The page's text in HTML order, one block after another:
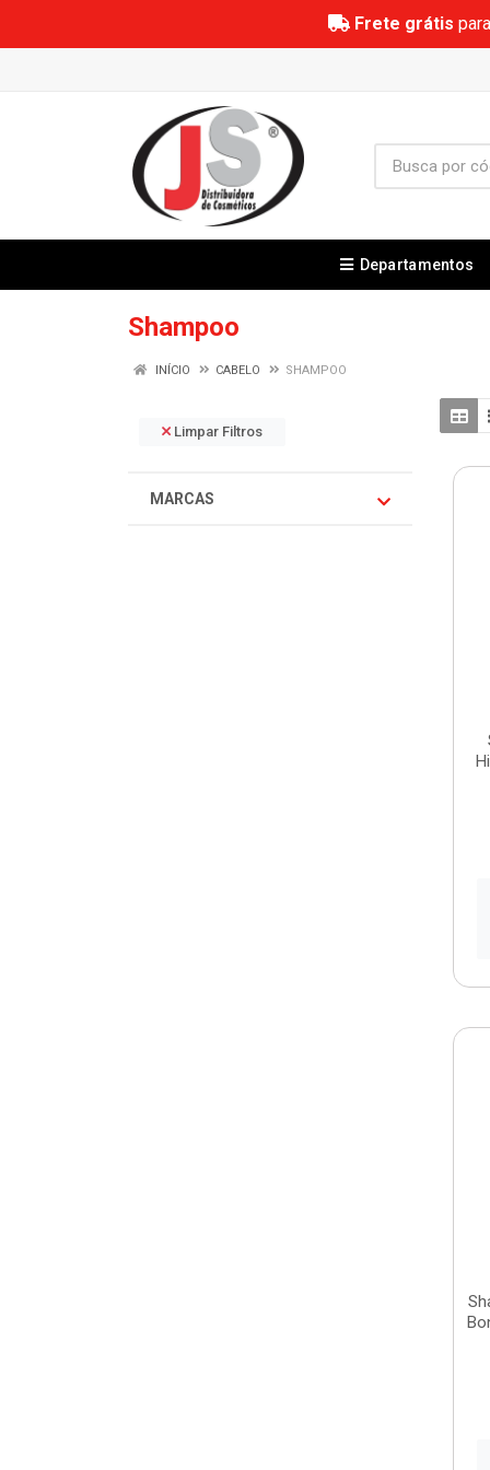
Frete grátis
Departamentos
Shampoo
INÍCIO CABELO SHAMPOO
Limpar Filtros
MARCAS